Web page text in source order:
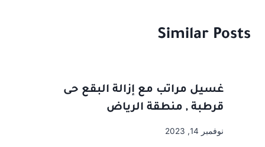
Similar Posts
غسيل مراتب مع إزالة البقع حى
قرطبة , منطقة الرياض
نوفمبر 14, 2023